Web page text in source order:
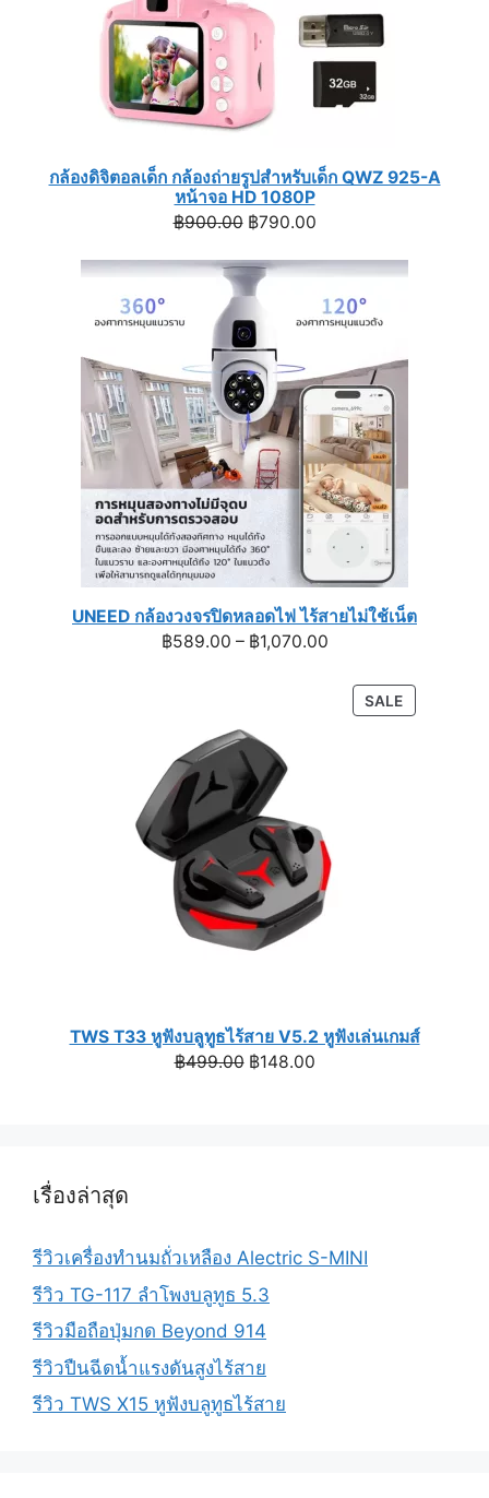
กล้องดิจิตอลเด็ก กล้องถ่ายรูปสำหรับเด็ก QWZ 925-A
หน้าจอ HD 1080P
฿900.00 Original
was:
฿900.00.
฿790.00Current
is:
฿790.00.
UNEED กล้องวงจรปิดหลอดไฟ ไร้สายไม่ใช้เน็ต
฿589.00 – ฿1,070.00Price
฿589.00
through
SALEPRODUCT
ON
TWS T33 หูฟังบลูทูธไร้สาย V5.2 หูฟังเล่นเกมส์
฿499.00 Original
฿148.00Current
เรื่องล่าสุด
รีวิวเครื่องทำนมถั่วเหลือง Alectric S-MINI
รีวิว TG-117 ลำโพงบลูทูธ 5.3
รีวิวมือถือปุ่มกด Beyond 914
รีวิวปืนฉีดน้ำแรงดันสูงไร้สาย
รีวิว TWS X15 หูฟังบลูทูธไร้สาย